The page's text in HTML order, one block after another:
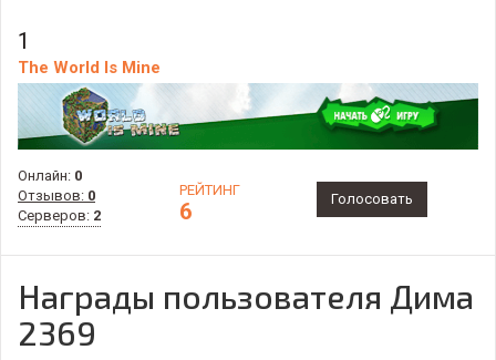
1
The World Is Mine
Онлайн: 0
Отзывов: 0
Серверов: 2
РЕЙТИНГ
6 Голосовать
Награды пользователя Дима
2369